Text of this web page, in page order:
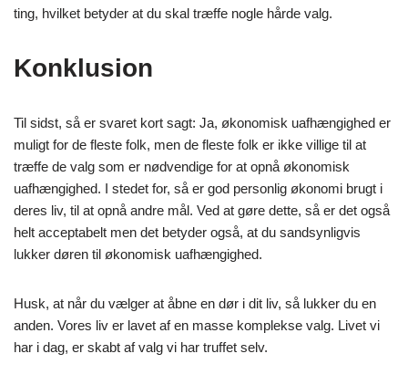
ting, hvilket betyder at du skal træffe nogle hårde valg.
Konklusion
Til sidst, så er svaret kort sagt: Ja, økonomisk uafhængighed er
muligt for de fleste folk, men de fleste folk er ikke villige til at
træffe de valg som er nødvendige for at opnå økonomisk
uafhængighed. I stedet for, så er god personlig økonomi brugt i
deres liv, til at opnå andre mål. Ved at gøre dette, så er det også
helt acceptabelt men det betyder også, at du sandsynligvis
lukker døren til økonomisk uafhængighed.
Husk, at når du vælger at åbne en dør i dit liv, så lukker du en
anden. Vores liv er lavet af en masse komplekse valg. Livet vi
har i dag, er skabt af valg vi har truffet selv.